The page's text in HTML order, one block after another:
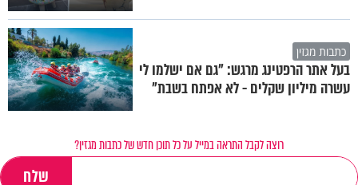
כתבות מגזין
בעל אתר הרפטינג מרגש: "גם אם ישלמו לי
עשרה מיליון שקלים - לא אפתח בשבת"
רוצה לקבל התראה במייל על כל תוכן חדש של כתבות מגזין?